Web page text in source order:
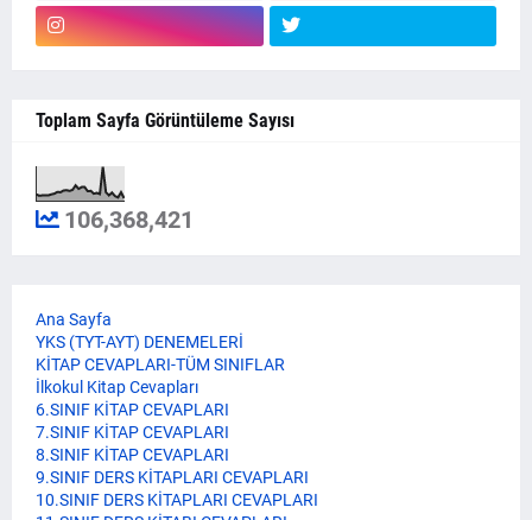
Toplam Sayfa Görüntüleme Sayısı
106,368,421
Ana Sayfa
YKS (TYT-AYT) DENEMELERİ
KİTAP CEVAPLARI-TÜM SINIFLAR
İlkokul Kitap Cevapları
6.SINIF KİTAP CEVAPLARI
7.SINIF KİTAP CEVAPLARI
8.SINIF KİTAP CEVAPLARI
9.SINIF DERS KİTAPLARI CEVAPLARI
10.SINIF DERS KİTAPLARI CEVAPLARI